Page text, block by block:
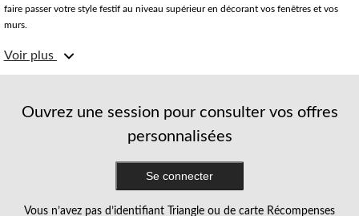
faire passer votre style festif au niveau supérieur en décorant vos fenêtres et vos
murs.
Décalcomanies de fenêtre dignes d’admiration
de votre maison. Les autocollants ou les affiches autocollantes pour fenêtre créent
aussi un effet visuel accueillant pour les invités de votre fête. Vous pouvez choisir
des décalcomanies de fenêtre qui s’agencent aux décorations, aux banderoles, aux
Voir plus
Ouvrez une session pour consulter vos offres
personnalisées
Se connecter
Vous n’avez pas d’identifiant Triangle ou de carte Récompenses